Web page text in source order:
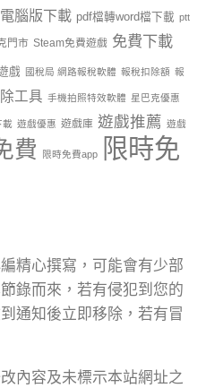
腦版下載 pdf檔轉word檔下載 ptt
門市 Steam免費遊戲 免費下載
戲 國稅局 網路報稅軟體 報稅扣除額 報
工具 手機拍照特效軟體 星巴克優惠
載 遊戲優惠 遊戲庫 遊戲推薦 遊戲
費 限時免費app
限時免
精心撰寫，可能會有少部
錄而來，若有侵犯到您的
通知後立即移除，若有冒
內容及未標示本站網址之